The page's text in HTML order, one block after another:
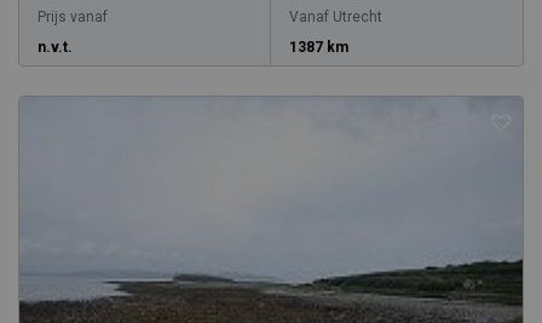
Prijs vanaf
n.v.t.
Vanaf Utrecht
1387 km